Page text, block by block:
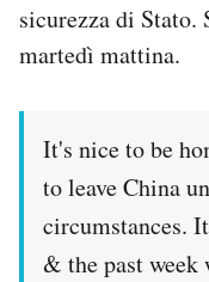
sicurezza di
martedì mattina.
It's nice to be
to leave China
circumstances.
& the past week